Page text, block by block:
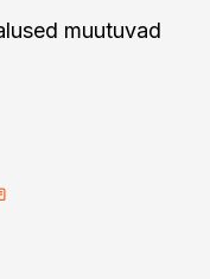
muutuvad